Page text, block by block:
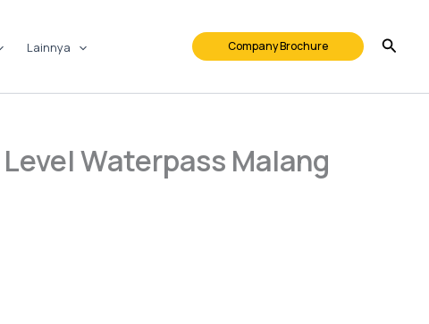
Lainnya Company Brochure
Waterpass Malang